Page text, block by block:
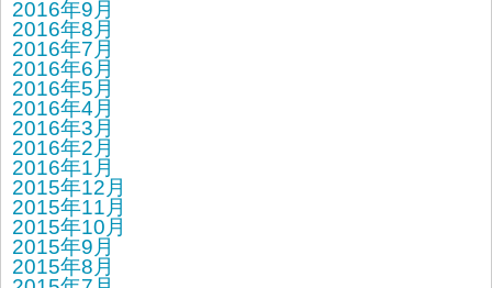
2016年9月
2016年8月
2016年7月
2016年6月
2016年5月
2016年4月
2016年3月
2016年2月
2016年1月
2015年12月
2015年11月
2015年10月
2015年9月
2015年8月